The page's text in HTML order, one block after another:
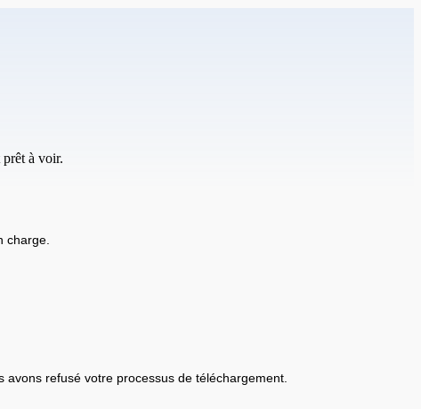
à voir.
charge.
refusé votre processus de téléchargement.